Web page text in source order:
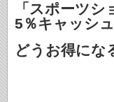
「スポーツシ
5％キャッシ
どうお得にな